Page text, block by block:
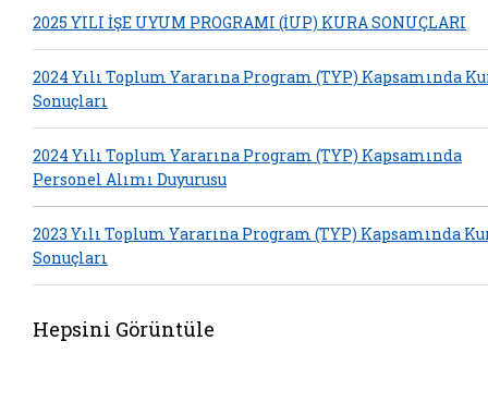
2025 YILI İŞE UYUM PROGRAMI (İUP) KURA SONUÇLARI
2024 Yılı Toplum Yararına Program (TYP) Kapsamında
Sonuçları
2024 Yılı Toplum Yararına Program (TYP) Kapsamında
Personel Alımı Duyurusu
2023 Yılı Toplum Yararına Program (TYP) Kapsamında
Sonuçları
Hepsini Görüntüle